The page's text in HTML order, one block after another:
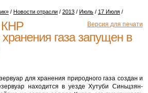
/ Новости отрасли / 2013 / Июль / 17 Июля /
Версия для печати
КНР
газа запущен в
для хранения природного газа создан и
находится в уезде Хутуби Синьцзян-